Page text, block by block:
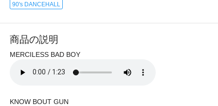
90's DANCEHALL
商品の説明
MERCILESS BAD BOY
KNOW BOUT GUN